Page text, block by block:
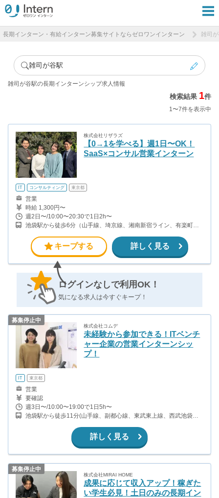
長期インターン・有給インターン募集サイトならゼロワンインターン 雑司
雑司が谷駅
雑司が谷駅の長期インターンシップ求人情報
検索結果 1件
1〜7件を表示中
株式会社リザラズ
【0→1を学べる】週1日〜OK！
SaaS×コンサル営業インターン
IT コンサルティング 東京都
営業
時給 1,300円〜
週2日〜/10:00〜20:30で1日2h〜
池袋駅から徒歩6分（山手線、埼京線、湘南新宿ライン、有楽町
徒歩5分（都電荒川線） 雑司ヶ谷駅から徒歩10分（副都心線）
キープする 詳しく見る
ログインなしで利用OK！
気になる求人は今すぐキープ！
募集停止中
株式会社コムデ
未経験から参加できる！ITベンチ
ャー企業の営業インターンシッ
プ！
IT 東京都
営業
要確認
週3日〜/10:00〜19:00で1日5h〜
池袋駅から徒歩11分(山手線、副都心線、東武東上線、西武池袋線
東池袋駅から徒歩11分(有楽町線)
詳しく見る
募集停止中
株式会社MIRAI HOME
成果に応じて収入アップ！稼ぎた
い学生必見！土日のみの長期イン